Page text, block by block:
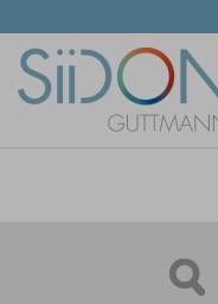
contenido
principal